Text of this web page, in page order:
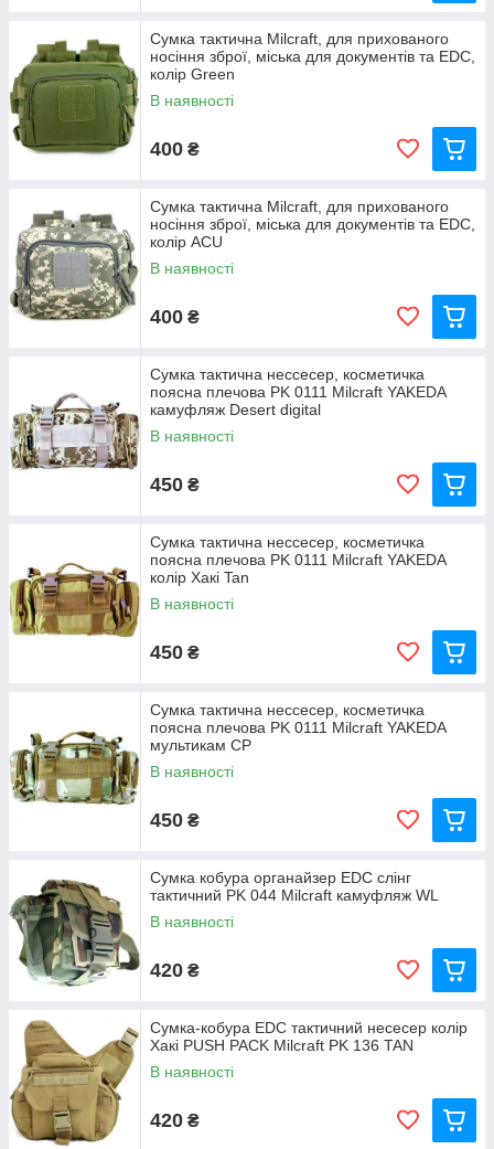
Сумка тактична Milcraft, для прихованого
носіння зброї, міська для документів та EDC,
колір Green
В наявності
400 ₴
Сумка тактична Milcraft, для прихованого
носіння зброї, міська для документів та EDC,
колір ACU
В наявності
400 ₴
Сумка тактична нессесер, косметичка
поясна плечова PK 0111 Milcraft YAKEDA
камуфляж Desert digital
В наявності
450 ₴
Сумка тактична нессесер, косметичка
поясна плечова PK 0111 Milcraft YAKEDA
колір Хакі Tan
В наявності
450 ₴
Сумка тактична нессесер, косметичка
поясна плечова PK 0111 Milcraft YAKEDA
мультикам СР
В наявності
450 ₴
Сумка кобура органайзер EDC слінг
тактичний PK 044 Milcraft камуфляж WL
В наявності
420 ₴
Сумка-кобура EDC тактичний несесер колір
Хакі PUSH PACK Milcraft PK 136 TAN
В наявності
420 ₴